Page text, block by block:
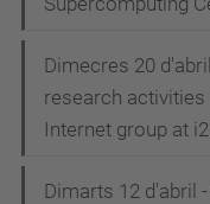
Dimecres 20
research
Internet group at
Dimarts 12 d'abril